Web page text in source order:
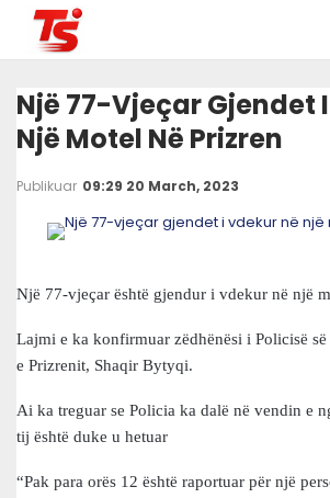
Një 77-Vjeçar Gjendet
Një Motel Në Prizren
Publikuar 09:29 20 March, 2023
Një 77-vjeçar është gjendur i vdekur në një
Lajmi e ka konfirmuar zëdhënësi i Policisë
e Prizrenit, Shaqir Bytyqi.
Ai ka treguar se Policia ka dalë në vendin e
tij është duke u hetuar
“Pak para orës 12 është raportuar për një